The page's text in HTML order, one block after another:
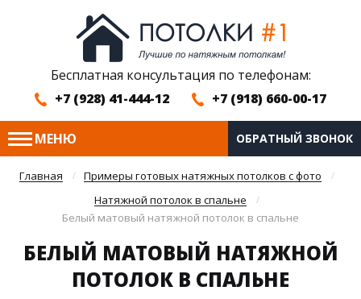
Бесплатная консультация по телефонам:
+7 (928) 41-444-12
+7 (918) 660-00-17
МЕНЮ ОБРАТНЫЙ ЗВОНОК
Главная
Примеры готовых натяжных потолков с фото
Натяжной потолок в спальне
Белый матовый натяжной потолок в спальне
БЕЛЫЙ МАТОВЫЙ НАТЯЖНОЙ
ПОТОЛОК В СПАЛЬНЕ